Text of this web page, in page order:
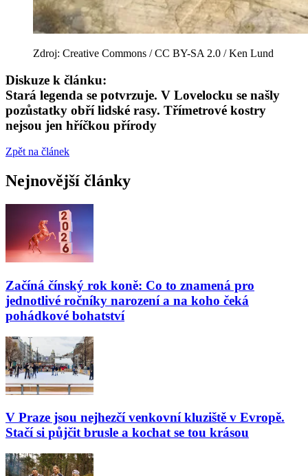
Zdroj: Creative Commons / CC BY-SA 2.0 / Ken Lund
Diskuze k článku:
Stará legenda se potvrzuje. V Lovelocku se našly
pozůstatky obří lidské rasy. Třímetrové kostry
nejsou jen hříčkou přírody
Zpět na článek
Nejnovější články
Začíná čínský rok koně: Co to znamená pro
jednotlivé ročníky narození a na koho čeká
pohádkové bohatství
V Praze jsou nejhezčí venkovní kluziště v Evropě.
Stačí si půjčit brusle a kochat se tou krásou